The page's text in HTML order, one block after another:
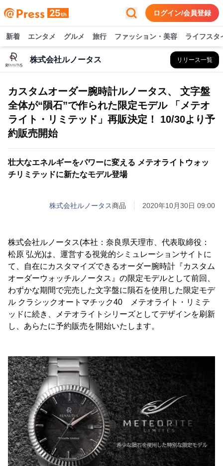
ログイン/会員登録
新着 エンタメ グルメ 旅行 ファッション・美容 ライフスタ
株式会社ルノータス リリース一覧
カスタムオーダー腕時計ルノータス、 文字盤
全体が“隕石”で作られた限定モデル 「メテオ
ライト・リミテッド」再販決定！ 10/30より予
約販売開始
壮大なエネルギーをパワーに変える メテオライトウォッ
チリミテッドに新たなモデル登場
株式会社ルノータス商品 2020年10月30日 09:00
株式会社ルノータス(本社：奈良県天理市、代表取締役：
松原 弘光)は、運営する視覚的シミュレーションサイトに
て、自在にカスタマイズできるオーダー腕時計『カスタム
オーダーウォッチルノータス』の限定モデルとして前回、
わずかな期間で完売した文字盤に隕石を使用した限定モデ
ル クラシックオートマチック40 メテオライト・リミテ
ッドに続き、メテオライトシリーズとしてデザインを刷新
し、あらたに予約販売を開始いたします。